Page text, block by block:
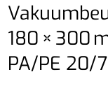
180 × 300
PA/PE 20/